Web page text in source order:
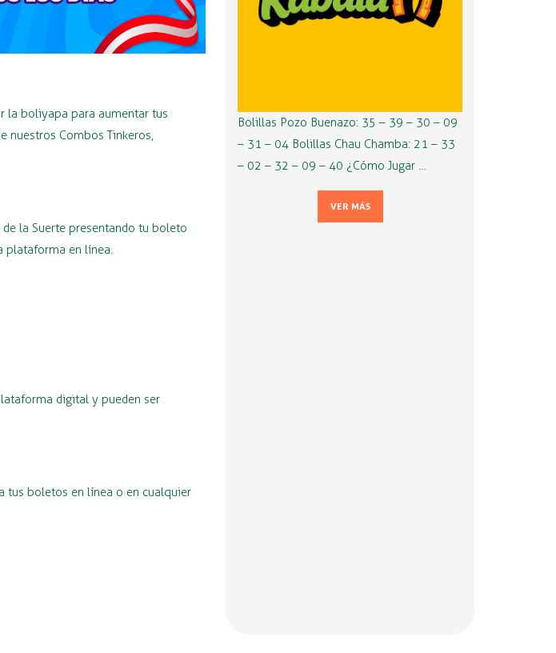
la boliyapa para aumentar tus
nuestros Combos Tinkeros,
la Suerte presentando tu boleto
plataforma en línea.
digital y pueden ser
tus boletos en línea o en cualquier
Bolillas Pozo Buenazo: 35 – 39 – 30 – 09
– 31 – 04 Bolillas Chau Chamba: 21 – 33
– 02 – 32 – 09 – 40 ¿Cómo Jugar …
VER MÁS